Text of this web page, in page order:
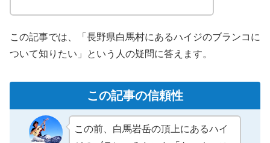
この記事では、「長野県白馬村にあるハイジのブランコに
ついて知りたい」という人の疑問に答えます。
この記事の信頼性
この前、白馬岩岳の頂上にあるハイ